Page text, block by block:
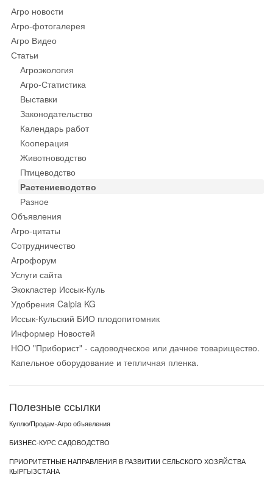
Агро новости
Агро-фотогалерея
Агро Видео
Статьи
Агроэкология
Агро-Статистика
Выставки
Законодательство
Календарь работ
Кооперация
Животноводство
Птицеводство
Растениеводство
Разное
Объявления
Агро-цитаты
Сотрудничество
Агрофорум
Услуги сайта
Экокластер Иссык-Куль
Удобрения Calpia KG
Иссык-Кульский БИО плодопитомник
Информер Новостей
НОО "Приборист" - садоводческое или дачное товарищество.
Капельное оборудование и тепличная пленка.
Полезные ссылки
Куплю/Продам-Агро объявления
БИЗНЕС-КУРС САДОВОДСТВО
ПРИОРИТЕТНЫЕ НАПРАВЛЕНИЯ В РАЗВИТИИ СЕЛЬСКОГО ХОЗЯЙСТВА
КЫРГЫЗСТАНА